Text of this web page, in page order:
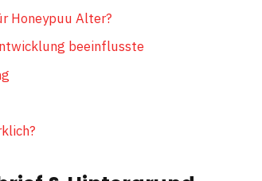
Honeypuu Alter?
beeinflusste